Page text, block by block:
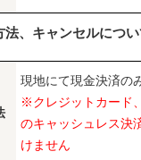
法、キャンセルについ
現地にて現金決済の
※クレジットカード
のキャッシュレス決
けません